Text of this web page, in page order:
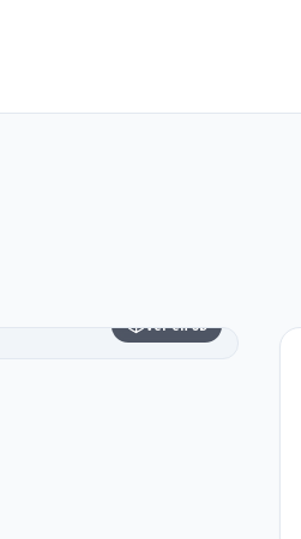
Ver en 3D